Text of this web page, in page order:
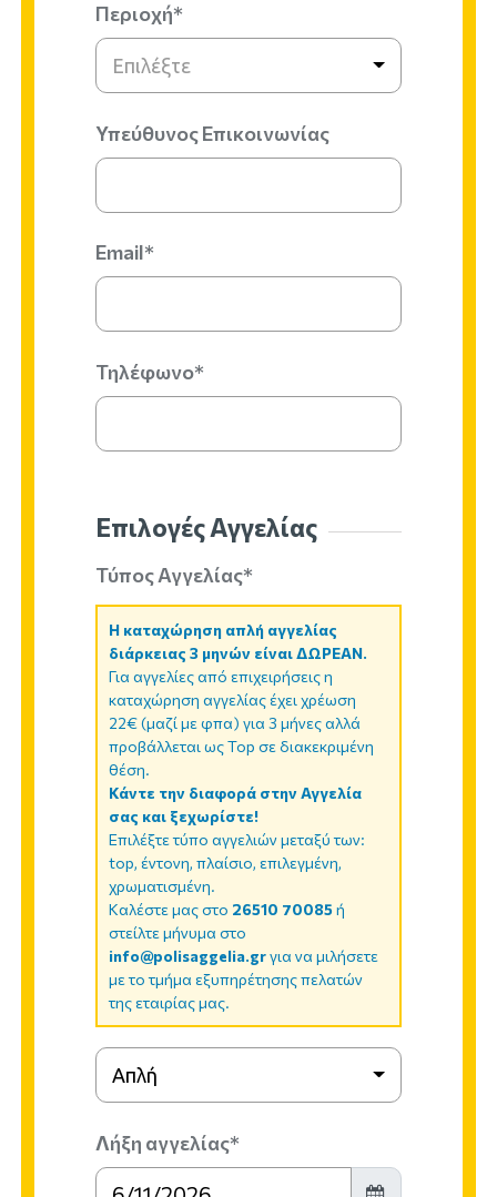
Περιοχή*
Επιλέξτε
Υπεύθυνος Επικοινωνίας
Email*
Τηλέφωνο*
Επιλογές Αγγελίας
Τύπος Αγγελίας*
Η καταχώρηση απλή αγγελίας
διάρκειας 3 μηνών είναι ΔΩΡΕΑΝ.
Για αγγελίες από επιχειρήσεις η
καταχώρηση αγγελίας έχει χρέωση
22€ (μαζί με φπα) για 3 μήνες αλλά
προβάλλεται ως Top σε διακεκριμένη
θέση.
Κάντε την διαφορά στην Αγγελία
σας και ξεχωρίστε!
Επιλέξτε τύπο αγγελιών μεταξύ των:
top, έντονη, πλαίσιο, επιλεγμένη,
χρωματισμένη.
Καλέστε μας στο 26510 70085ή
στείλτε μήνυμα στο
info@polisaggelia.grγια να μιλήσετε
με το τμήμα εξυπηρέτησης πελατών
της εταιρίας μας.
Απλή
Λήξη αγγελίας*